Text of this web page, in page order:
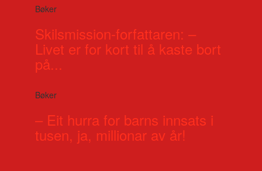
Bøker
Skilsmission-forfattaren: –
Livet er for kort til å kaste bort
på...
Bøker
– Eit hurra for barns innsats i
tusen, ja, millionar av år!